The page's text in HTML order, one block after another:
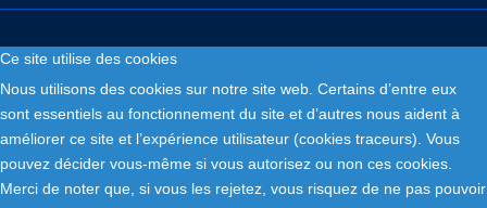
Ce site utilise des cookies
Nous utilisons des cookies sur notre site web. Certains d’entre eux
sont essentiels au fonctionnement du site et d’autres nous aident à
améliorer ce site et l’expérience utilisateur (cookies traceurs). Vous
pouvez décider vous-même si vous autorisez ou non ces cookies.
Merci de noter que, si vous les rejetez, vous risquez de ne pas pouvoir